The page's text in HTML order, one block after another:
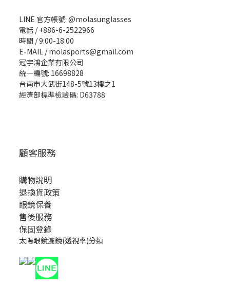
LINE 官方帳號: @molasunglasses
電話 / +886-6-2522966
時間 / 9:00-18:00
E-MAIL / molasports@gmail.com
冠宇鴻企業有限公司
統一編號: 16698828
台南市大武街148-5號13樓之1
經濟部標準檢驗碼: D63788
顧客服務
購物說明
退換貨政策
眼鏡保養
售後服務
保固登錄
太陽眼鏡濾鏡(透視率)分類